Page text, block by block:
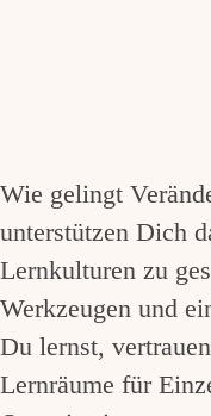
Wie gelingt
unterstützen Dich
Lernkulturen zu
Werkzeugen und
Du lernst,
Lernräume für